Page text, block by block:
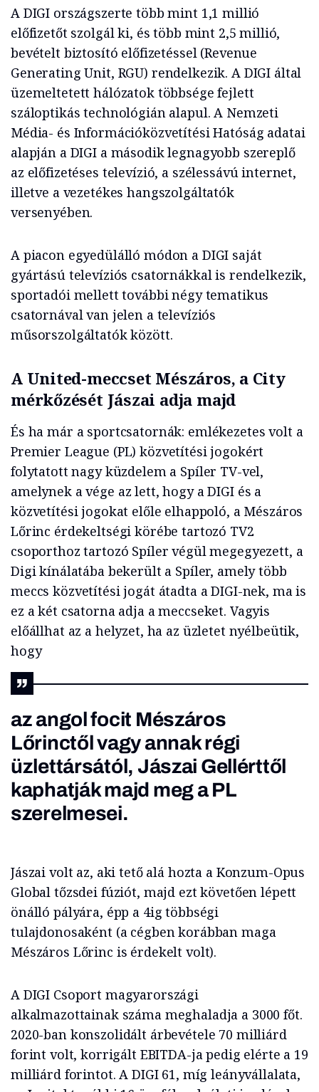
A DIGI országszerte több mint 1,1 millió
előfizetőt szolgál ki, és több mint 2,5 millió,
bevételt biztosító előfizetéssel (Revenue
Generating Unit, RGU) rendelkezik. A DIGI által
üzemeltetett hálózatok többsége fejlett
száloptikás technológián alapul. A Nemzeti
Média- és Információközvetítési Hatóság adatai
alapján a DIGI a második legnagyobb szereplő
az előfizetéses televízió, a szélessávú internet,
illetve a vezetékes hangszolgáltatók
versenyében.
A piacon egyedülálló módon a DIGI saját
gyártású televíziós csatornákkal is rendelkezik,
sportadói mellett további négy tematikus
csatornával van jelen a televíziós
műsorszolgáltatók között.
A United-meccset Mészáros, a City
mérkőzését Jászai adja majd
És ha már a sportcsatornák: emlékezetes volt a
Premier League (PL) közvetítési jogokért
folytatott nagy küzdelem a Spíler TV-vel,
amelynek a vége az lett, hogy a DIGI és a
közvetítési jogokat előle elhappoló, a Mészáros
Lőrinc érdekeltségi körébe tartozó TV2
csoporthoz tartozó Spíler végül megegyezett, a
Digi kínálatába bekerült a Spíler, amely több
meccs közvetítési jogát átadta a DIGI-nek, ma is
ez a két csatorna adja a meccseket. Vagyis
előállhat az a helyzet, ha az üzletet nyélbeütik,
hogy
az angol focit Mészáros
Lőrinctől vagy annak régi
üzlettársától, Jászai Gellérttől
kaphatják majd meg a PL
szerelmesei.
Jászai volt az, aki tető alá hozta a Konzum-Opus
Global tőzsdei fúziót, majd ezt követően lépett
önálló pályára, épp a 4ig többségi
tulajdonosaként (a cégben korábban maga
Mészáros Lőrinc is érdekelt volt).
A DIGI Csoport magyarországi
alkalmazottainak száma meghaladja a 3000 főt.
2020-ban konszolidált árbevétele 70 milliárd
forint volt, korrigált EBITDA-ja pedig elérte a 19
milliárd forintot. A DIGI 61, míg leányvállalata,